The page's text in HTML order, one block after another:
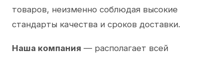
товаров, неизменно соблюдая высокие
стандарты качества и сроков доставки.
Наша компания — располагает всей